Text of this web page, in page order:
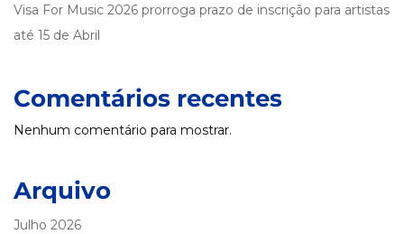
Visa For Music 2026 prorroga prazo de inscrição para artistas
até 15 de Abril
Comentários recentes
Nenhum comentário para mostrar.
Arquivo
Julho 2026